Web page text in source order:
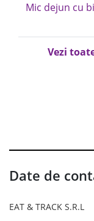
Mic dejun cu
Vezi
Date de
EAT & TRACK S.R.L